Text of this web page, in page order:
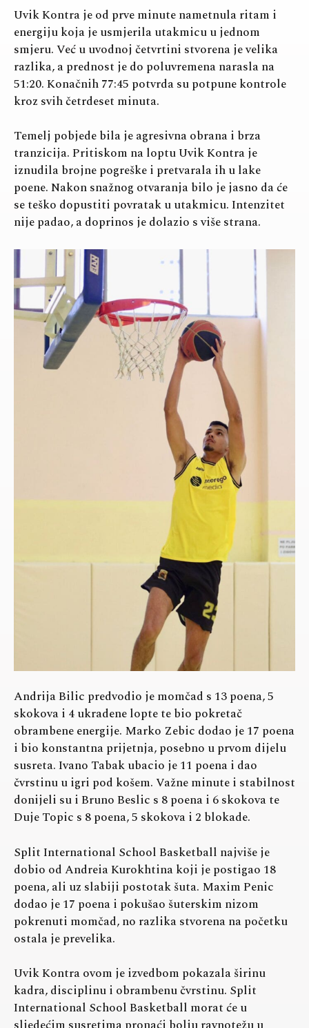
Uvik Kontra je od prve minute nametnula ritam i
energiju koja je usmjerila utakmicu u jednom
smjeru. Već u uvodnoj četvrtini stvorena je velika
razlika, a prednost je do poluvremena narasla na
51:20. Konačnih 77:45 potvrda su potpune kontrole
kroz svih četrdeset minuta.
Temelj pobjede bila je agresivna obrana i brza
tranzicija. Pritiskom na loptu Uvik Kontra je
iznudila brojne pogreške i pretvarala ih u lake
poene. Nakon snažnog otvaranja bilo je jasno da će
se teško dopustiti povratak u utakmicu. Intenzitet
nije padao, a doprinos je dolazio s više strana.
Andrija Bilic predvodio je momčad s 13 poena, 5
skokova i 4 ukradene lopte te bio pokretač
obrambene energije. Marko Zebic dodao je 17 poena
i bio konstantna prijetnja, posebno u prvom dijelu
susreta. Ivano Tabak ubacio je 11 poena i dao
čvrstinu u igri pod košem. Važne minute i stabilnost
donijeli su i Bruno Beslic s 8 poena i 6 skokova te
Duje Topic s 8 poena, 5 skokova i 2 blokade.
Split International School Basketball najviše je
dobio od Andreia Kurokhtina koji je postigao 18
poena, ali uz slabiji postotak šuta. Maxim Penic
dodao je 17 poena i pokušao šuterskim nizom
pokrenuti momčad, no razlika stvorena na početku
ostala je prevelika.
Uvik Kontra ovom je izvedbom pokazala širinu
kadra, disciplinu i obrambenu čvrstinu. Split
International School Basketball morat će u